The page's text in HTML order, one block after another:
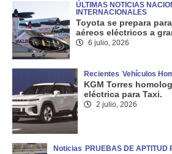
ÚLTIMAS NOTICIAS
INTERNACIONALES
Toyota se prepara
aéreos eléctricos a
6 julio, 2026
Recientes Vehículos
KGM Torres
eléctrica para Taxi.
2 julio, 2026
Noticias PRUEBAS DE APTITUD